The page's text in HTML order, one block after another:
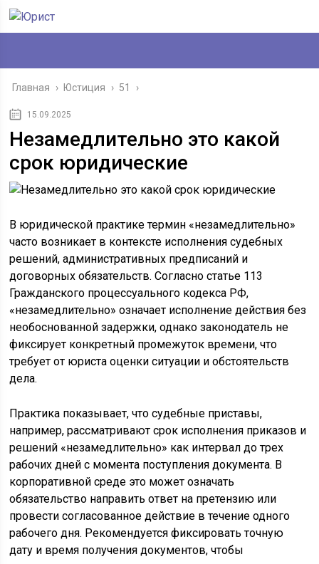
Главная › Юстиция › 51 ›
15.09.2025
Незамедлительно это какой
срок юридические
В юридической практике термин «незамедлительно»
часто возникает в контексте исполнения судебных
решений, административных предписаний и
договорных обязательств. Согласно статье 113
Гражданского процессуального кодекса РФ,
«незамедлительно» означает исполнение действия без
необоснованной задержки, однако законодатель не
фиксирует конкретный промежуток времени, что
требует от юриста оценки ситуации и обстоятельств
дела.
Практика показывает, что судебные приставы,
например, рассматривают срок исполнения приказов и
решений «незамедлительно» как интервал до трех
рабочих дней с момента поступления документа. В
корпоративной среде это может означать
обязательство направить ответ на претензию или
провести согласованное действие в течение одного
рабочего дня. Рекомендуется фиксировать точную
дату и время получения документов, чтобы